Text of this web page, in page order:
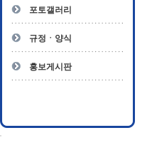
포토갤러리
규정ㆍ양식
홍보게시판